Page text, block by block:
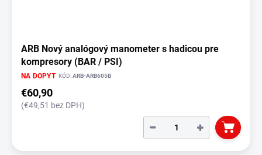
ARB Nový analógový manometer s hadicou pre
kompresory (BAR / PSI)
NA DOPYT KÓD:ARB-ARB605B
€60,90
(€49,51 bez DPH)
+
−